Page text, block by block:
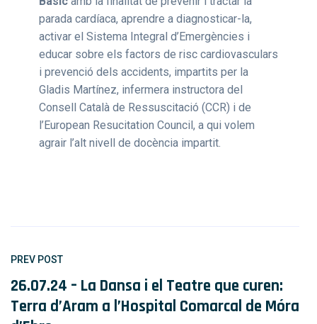
parada cardíaca, aprendre a diagnosticar-la,
activar el Sistema Integral d’Emergències i
educar sobre els factors de risc cardiovasculars
i prevenció dels accidents, impartits per la
Gladis Martínez, infermera instructora del
Consell Català de Ressuscitació (CCR) i de
l’European Resucitation Council, a qui volem
agrair l’alt nivell de docència impartit.
PREV POST
26.07.24 – La Dansa i el Teatre que curen:
Terra d’Aram a l’Hospital Comarcal de Móra